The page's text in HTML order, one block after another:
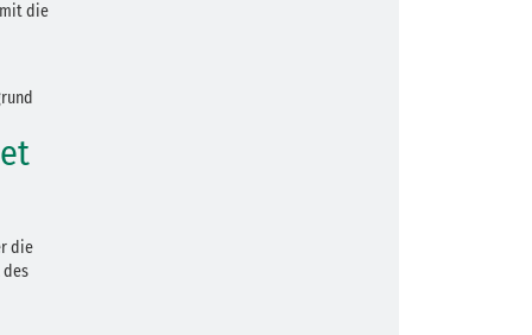
die
die
des